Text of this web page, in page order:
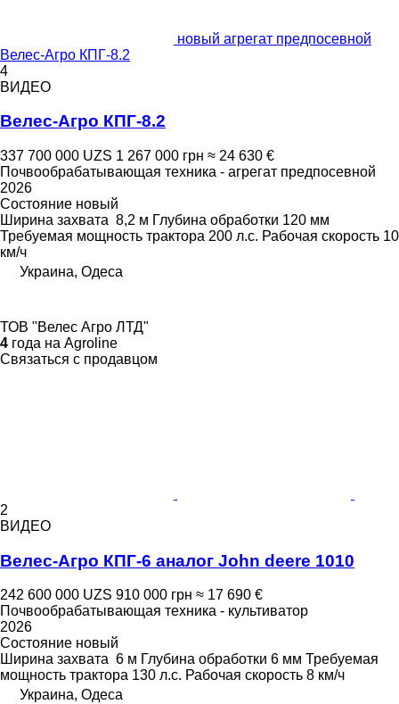
новый агрегат предпосевной
Велес-Агро КПГ-8.2
4
ВИДЕО
Велес-Агро КПГ-8.2
337 700 000 UZS 1 267 000 грн ≈ 24 630 €
Почвообрабатывающая техника - агрегат предпосевной
2026
Состояние новый
Ширина захвата 8,2 м Глубина обработки 120 мм
Требуемая мощность трактора 200 л.с. Рабочая скорость 10
км/ч
Украина, Одеса
ТОВ "Велес Агро ЛТД"
4 года на Agroline
Связаться с продавцом
2
ВИДЕО
Велес-Агро КПГ-6 аналог John deere 1010
242 600 000 UZS 910 000 грн ≈ 17 690 €
Почвообрабатывающая техника - культиватор
2026
Состояние новый
Ширина захвата 6 м Глубина обработки 6 мм Требуемая
мощность трактора 130 л.с. Рабочая скорость 8 км/ч
Украина, Одеса